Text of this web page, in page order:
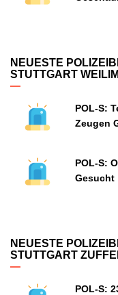
NEUESTE
STUTTGART
POL-S:
Zeugen
POL-S:
Gesucht
NEUESTE
STUTTGART
POL-S: